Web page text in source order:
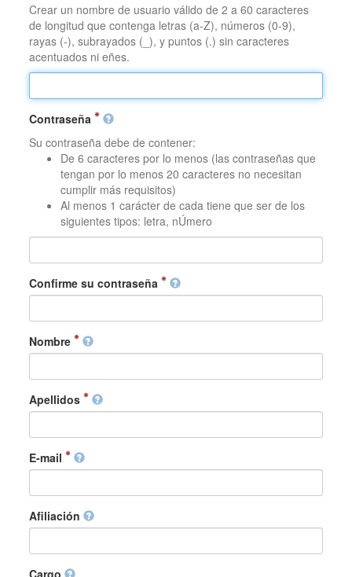
Crear un nombre de usuario válido de 2 a 60 caracteres
de longitud que contenga letras (a-Z), números (0-9),
rayas (-), subrayados (_), y puntos (.) sin caracteres
acentuados ni eñes.
Contraseña
Su contraseña debe de contener:
De 6 caracteres por lo menos (las contraseñas que
tengan por lo menos 20 caracteres no necesitan
cumplir más requisitos)
Al menos 1 carácter de cada tiene que ser de los
siguientes tipos: letra, nÚmero
Confirme su contraseña
Nombre
Apellidos
E-mail
Afiliación
Cargo